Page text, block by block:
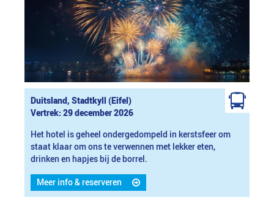
Duitsland, Stadtkyll (Eifel)
Vertrek: 29 december 2026
Het hotel is geheel ondergedompeld in kerstsfeer om
staat klaar om ons te verwennen met lekker eten,
drinken en hapjes bij de borrel.
Meer info & reserveren